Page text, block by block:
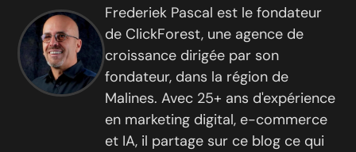
Marketing en ligne
Performance
SEO
Frederiek Pascal est le fondateur
de ClickForest, une agence de
croissance dirigée par son
fondateur, dans la région de
Malines. Avec 25+ ans d'expérience
en marketing digital, e-commerce
et IA, il partage sur ce blog ce qui